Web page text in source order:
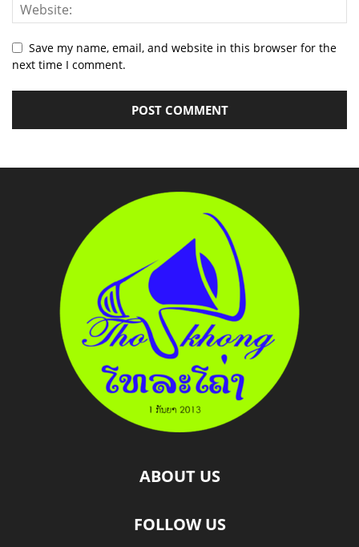
Save my name, email, and website in this browser for the
next time I comment.
ABOUT US
FOLLOW US